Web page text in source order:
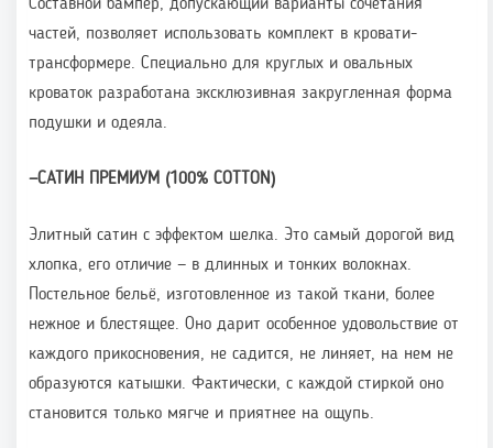
Составной бампер, допускающий варианты сочетания
частей, позволяет использовать комплект в кровати-
трансформере. Специально для круглых и овальных
кроваток разработана эксклюзивная закругленная форма
подушки и одеяла.
—САТИН ПРЕМИУМ (100% COTTON)
Элитный сатин с эффектом шелка. Это самый дорогой вид
хлопка, его отличие — в длинных и тонких волокнах.
Постельное бельё, изготовленное из такой ткани, более
нежное и блестящее. Оно дарит особенное удовольствие от
каждого прикосновения, не садится, не линяет, на нем не
образуются катышки. Фактически, с каждой стиркой оно
становится только мягче и приятнее на ощупь.